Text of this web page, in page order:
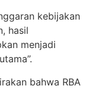
kebijakan
hasil
menjadi
bahwa RBA